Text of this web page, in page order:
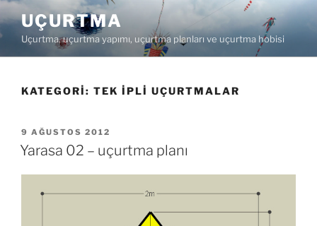
İçeriğe
geç UÇURTMA
Uçurtma, uçurtma yapımı, uçurtma planları ve uçurtma hobisi
KATEGORI: TEK IPLI UÇURTMALAR
YAYIM
TARIHI
9 AĞUSTOS 2012
Yarasa 02 – uçurtma planı